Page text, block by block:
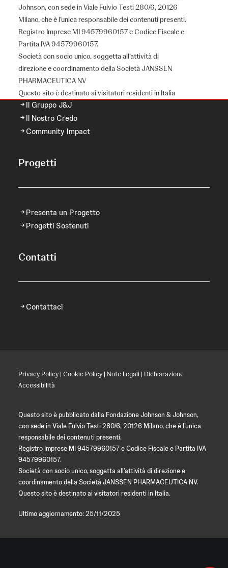
Johnson, con sede in Viale Fulvio Testi 280/6, 20126
Milano, che è l’unica responsabile dei contenuti presenti.
Registro Imprese MI 94579960157 e Codice Fiscale e
Partita IVA 94579960157.
Società con socio unico, soggetta all’attività di
direzione e coordinamento della Società JANSSEN
PHARMACEUTICA NV
Questo sito è destinato ai visitatori residenti in Italia
Chi siamo
Il Gruppo J&J
Il Nostro Credo
Community Impact
Progetti
Presenta un Progetto
Progetti Sostenuti
Contatti
Contattaci
Privacy Policy | Cookie Policy | Note Legali | Dichiarazione
Accessibilità
Questo sito è pubblicato dalla Fondazione Johnson & Johnson,
con sede in Viale Fulvio Testi 280/6, 20126 Milano, che è l’unica
responsabile dei contenuti presenti.
Registro Imprese MI 94579960157 e Codice Fiscale e Partita IVA
94579960157.
Società con socio unico, soggetta all’attività di direzione e
coordinamento della Società JANSSEN PHARMACEUTICA NV.
Questo sito è destinato ai visitatori residenti in Italia.
Ultimo aggiornamento: 25/11/2025